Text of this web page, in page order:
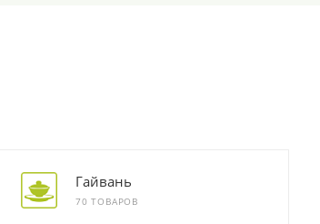
Гайвань
70 ТОВАРОВ